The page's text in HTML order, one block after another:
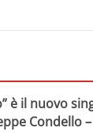
è il nuovo
Condello